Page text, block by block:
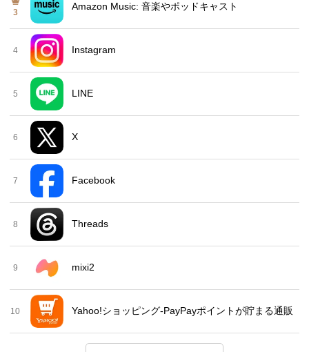
3
Amazon Music: 音楽やポッドキャスト
4 Instagram
5 LINE
6 X
7 Facebook
8 Threads
9 mixi2
10 Yahoo!ショッピング-PayPayポイントが貯まる通販